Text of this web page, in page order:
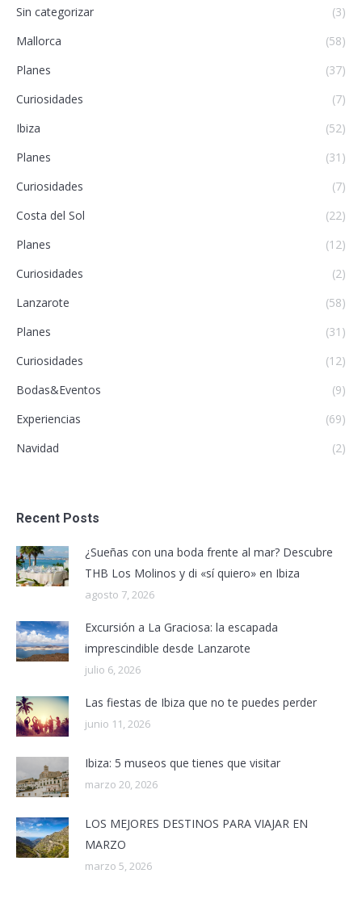
Sin categorizar
(3)
Mallorca
(58)
Planes
(37)
Curiosidades
(7)
Ibiza
(52)
Planes
(31)
Curiosidades
(7)
Costa del Sol
(22)
Planes
(12)
Curiosidades
(2)
Lanzarote
(58)
Planes
(31)
Curiosidades
(12)
Bodas&Eventos
(9)
Experiencias
(69)
Navidad
(2)
Recent Posts
¿Sueñas con una boda frente al mar? Descubre
THB Los Molinos y di «sí quiero» en Ibiza
agosto 7, 2026
Excursión a La Graciosa: la escapada
imprescindible desde Lanzarote
julio 6, 2026
Las fiestas de Ibiza que no te puedes perder
junio 11, 2026
Ibiza: 5 museos que tienes que visitar
marzo 20, 2026
LOS MEJORES DESTINOS PARA VIAJAR EN
MARZO
marzo 5, 2026